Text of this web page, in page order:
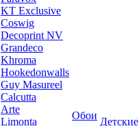
KT Exclusive
Coswig
Decoprint NV
Grandeco
Khroma
Hookedonwalls
Guy Masureel
Calcutta
Arte
Limonta
Обои
Детские